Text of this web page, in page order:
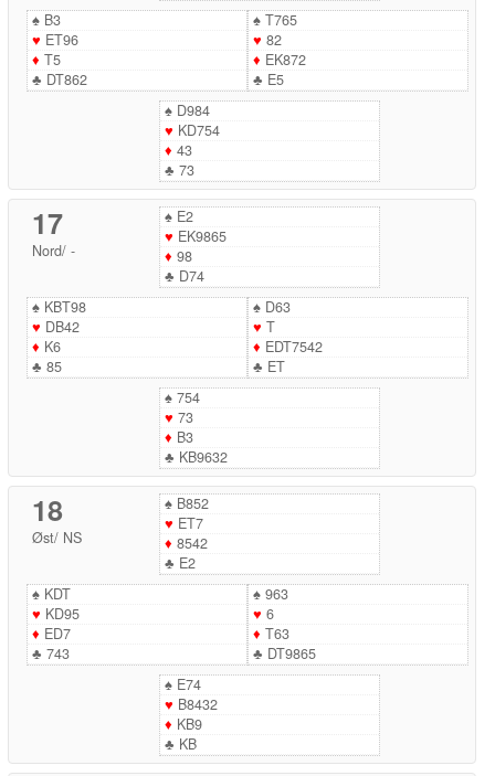
♠B3
♥ ET96
♦ T5
♣ DT862
♠T765
♥ 82
♦ EK872
♣ E5
♠D984
♥ KD754
♦ 43
♣ 73
17
Nord/ -
♠E2
♥ EK9865
♦ 98
♣ D74
♠KBT98
♥ DB42
♦ K6
♣ 85
♠D63
♥ T
♦ EDT7542
♣ ET
♠754
♥ 73
♦ B3
♣ KB9632
18
Øst/ NS
♠B852
♥ ET7
♦ 8542
♣ E2
♠KDT
♥ KD95
♦ ED7
♣ 743
♠963
♥ 6
♦ T63
♣ DT9865
♠E74
♥ B8432
♦ KB9
♣ KB